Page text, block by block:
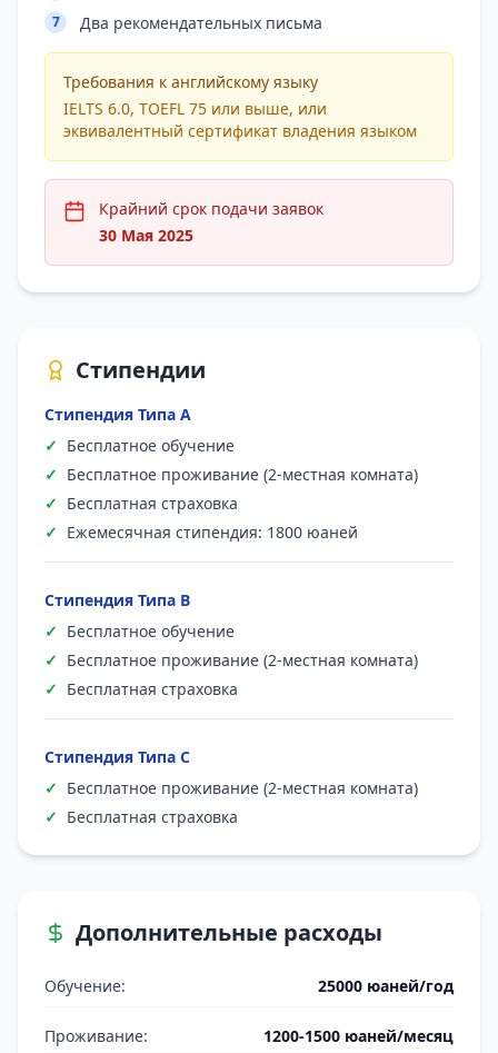
7 Два рекомендательных письма
Требования к английскому языку
IELTS 6.0, TOEFL 75 или выше, или
эквивалентный сертификат владения языком
Крайний срок подачи заявок
30 Мая 2025
Стипендии
Стипендия Типа А
✓ Бесплатное обучение
✓ Бесплатное проживание (2-местная комната)
✓ Бесплатная страховка
✓ Ежемесячная стипендия: 1800 юаней
Стипендия Типа B
✓ Бесплатное обучение
✓ Бесплатное проживание (2-местная комната)
✓ Бесплатная страховка
Стипендия Типа C
✓ Бесплатное проживание (2-местная комната)
✓ Бесплатная страховка
Дополнительные расходы
Обучение: 25000 юаней/год
Проживание: 1200-1500 юаней/месяц